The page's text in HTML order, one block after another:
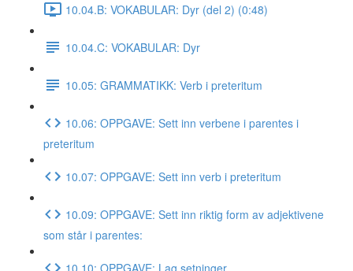
10.04.B: VOKABULAR: Dyr (del 2) (0:48)
10.04.C: VOKABULAR: Dyr
10.05: GRAMMATIKK: Verb i preteritum
10.06: OPPGAVE: Sett inn verbene i parentes i
preteritum
10.07: OPPGAVE: Sett inn verb i preteritum
10.09: OPPGAVE: Sett inn riktig form av adjektivene
som står i parentes:
10.10: OPPGAVE: Lag setninger